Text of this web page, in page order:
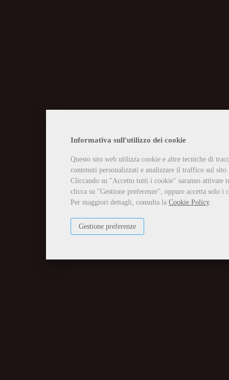
Informativa sull'utilizzo dei cookie
Questo sito web utilizza cookie e altre tecniche di
contenuti personalizzati e analizzare il traffico sul sito.
Cliccando su "Accetto tutti i cookie" saranno attivate
clicca su "Gestione preferenze", oppure accetta solo
Per maggiori dettagli, consulta la Cookie Policy.
Gestione preferenze
CHIUSURA
Vi informiamo che la casa
Tutti gli ordini ricevuti in tali
Per qualsiasi necessità